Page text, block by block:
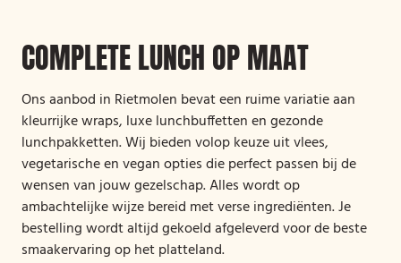
COMPLETE LUNCH OP MAAT
Ons aanbod in Rietmolen bevat een ruime variatie aan
kleurrijke wraps, luxe lunchbuffetten en gezonde
lunchpakketten. Wij bieden volop keuze uit vlees,
vegetarische en vegan opties die perfect passen bij de
wensen van jouw gezelschap. Alles wordt op
ambachtelijke wijze bereid met verse ingrediënten. Je
bestelling wordt altijd gekoeld afgeleverd voor de beste
smaakervaring op het platteland.